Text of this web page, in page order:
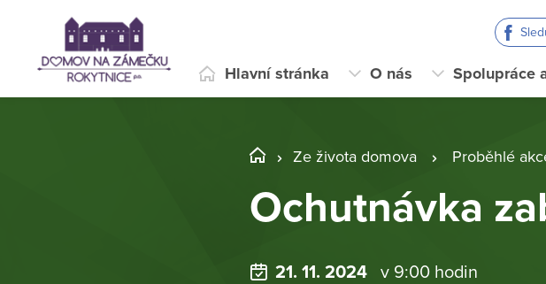
Hlavní stránka O nás Spolupráce
Ze života domova Proběhlé
Ochutnávka
21. 11. 2024 v 9:00 hodin